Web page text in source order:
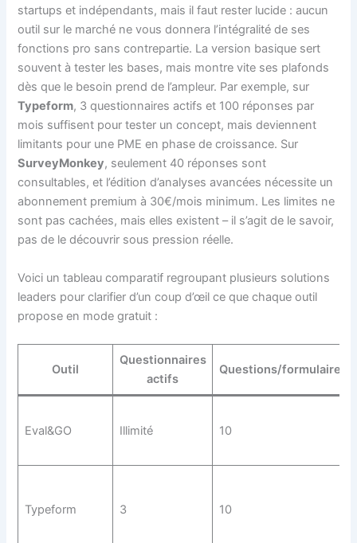
startups et indépendants, mais il faut rester lucide : aucun
outil sur le marché ne vous donnera l’intégralité de ses
fonctions pro sans contrepartie. La version basique sert
souvent à tester les bases, mais montre vite ses plafonds
dès que le besoin prend de l’ampleur. Par exemple, sur
Typeform, 3 questionnaires actifs et 100 réponses par
mois suffisent pour tester un concept, mais deviennent
limitants pour une PME en phase de croissance. Sur
SurveyMonkey, seulement 40 réponses sont
consultables, et l’édition d’analyses avancées nécessite un
abonnement premium à 30€/mois minimum. Les limites ne
sont pas cachées, mais elles existent – il s’agit de le savoir,
pas de le découvrir sous pression réelle.
Voici un tableau comparatif regroupant plusieurs solutions
leaders pour clarifier d’un coup d’œil ce que chaque outil
propose en mode gratuit :
Outil
Questionnaires
actifs
Questions/formulaire
Eval&GO Illimité 10
Typeform 3 10